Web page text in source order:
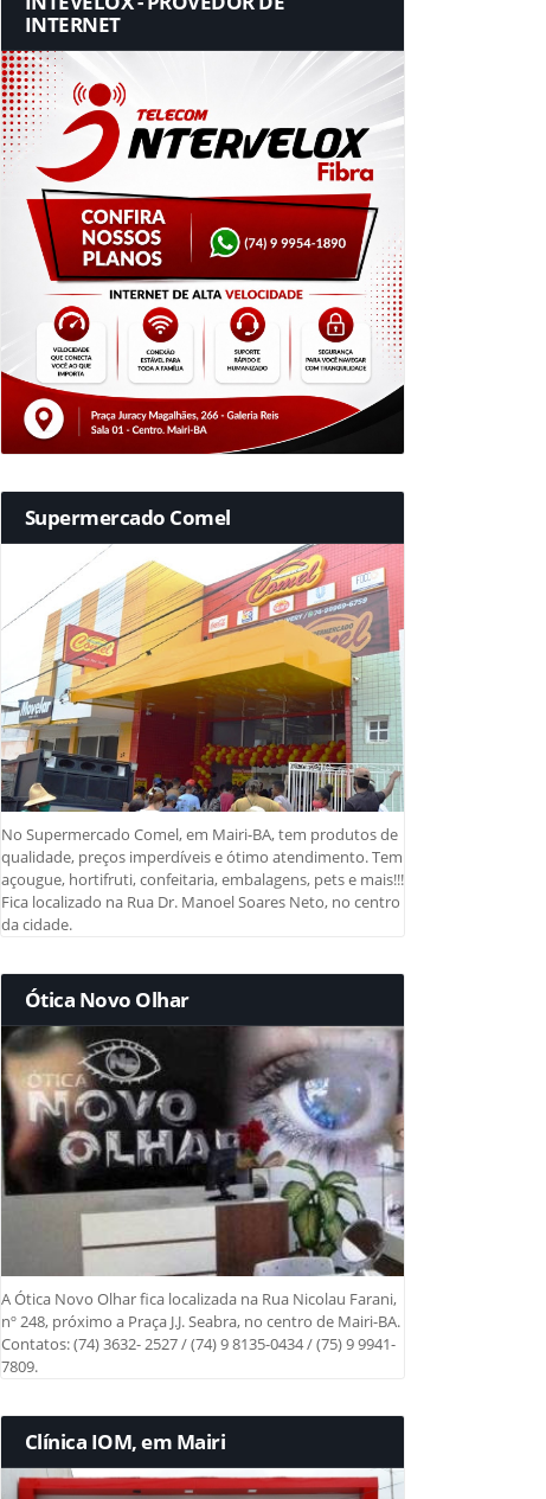
INTERNET
Supermercado Comel
No Supermercado Comel, em Mairi-BA, tem produtos de
qualidade, preços imperdíveis e ótimo atendimento. Tem
açougue, hortifruti, confeitaria, embalagens, pets e mais!!!
Fica localizado na Rua Dr. Manoel Soares Neto, no centro
da cidade.
Ótica Novo Olhar
A Ótica Novo Olhar fica localizada na Rua Nicolau Farani,
nº 248, próximo a Praça J.J. Seabra, no centro de Mairi-BA.
Contatos: (74) 3632- 2527 / (74) 9 8135-0434 / (75) 9 9941-
7809.
Clínica IOM, em Mairi